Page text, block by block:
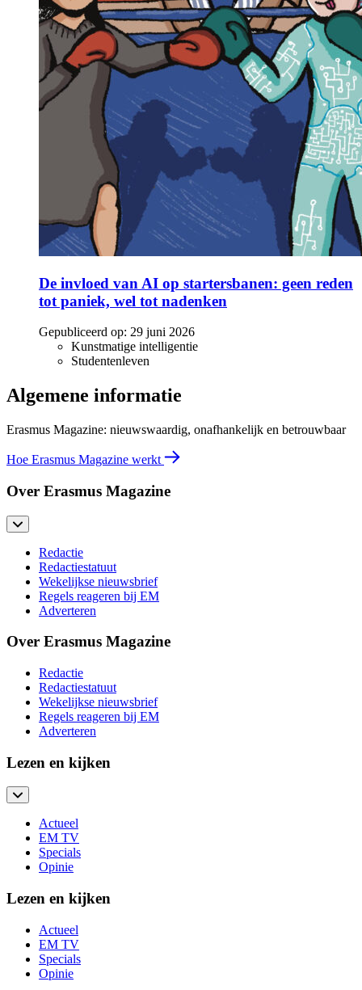
De invloed van AI op startersbanen: geen reden
tot paniek, wel tot nadenken
Gepubliceerd op: 29 juni 2026
Kunstmatige intelligentie
Studentenleven
Algemene informatie
Erasmus Magazine: nieuwswaardig, onafhankelijk en betrouwbaar
Hoe Erasmus Magazine werkt
Over Erasmus Magazine
Redactie
Redactiestatuut
Wekelijkse nieuwsbrief
Regels reageren bij EM
Adverteren
Over Erasmus Magazine
Redactie
Redactiestatuut
Wekelijkse nieuwsbrief
Regels reageren bij EM
Adverteren
Lezen en kijken
Actueel
EM TV
Specials
Opinie
Lezen en kijken
Actueel
EM TV
Specials
Opinie